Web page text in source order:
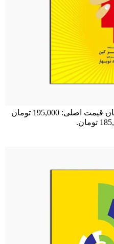
قیمت اصلی: 195,000 تومان